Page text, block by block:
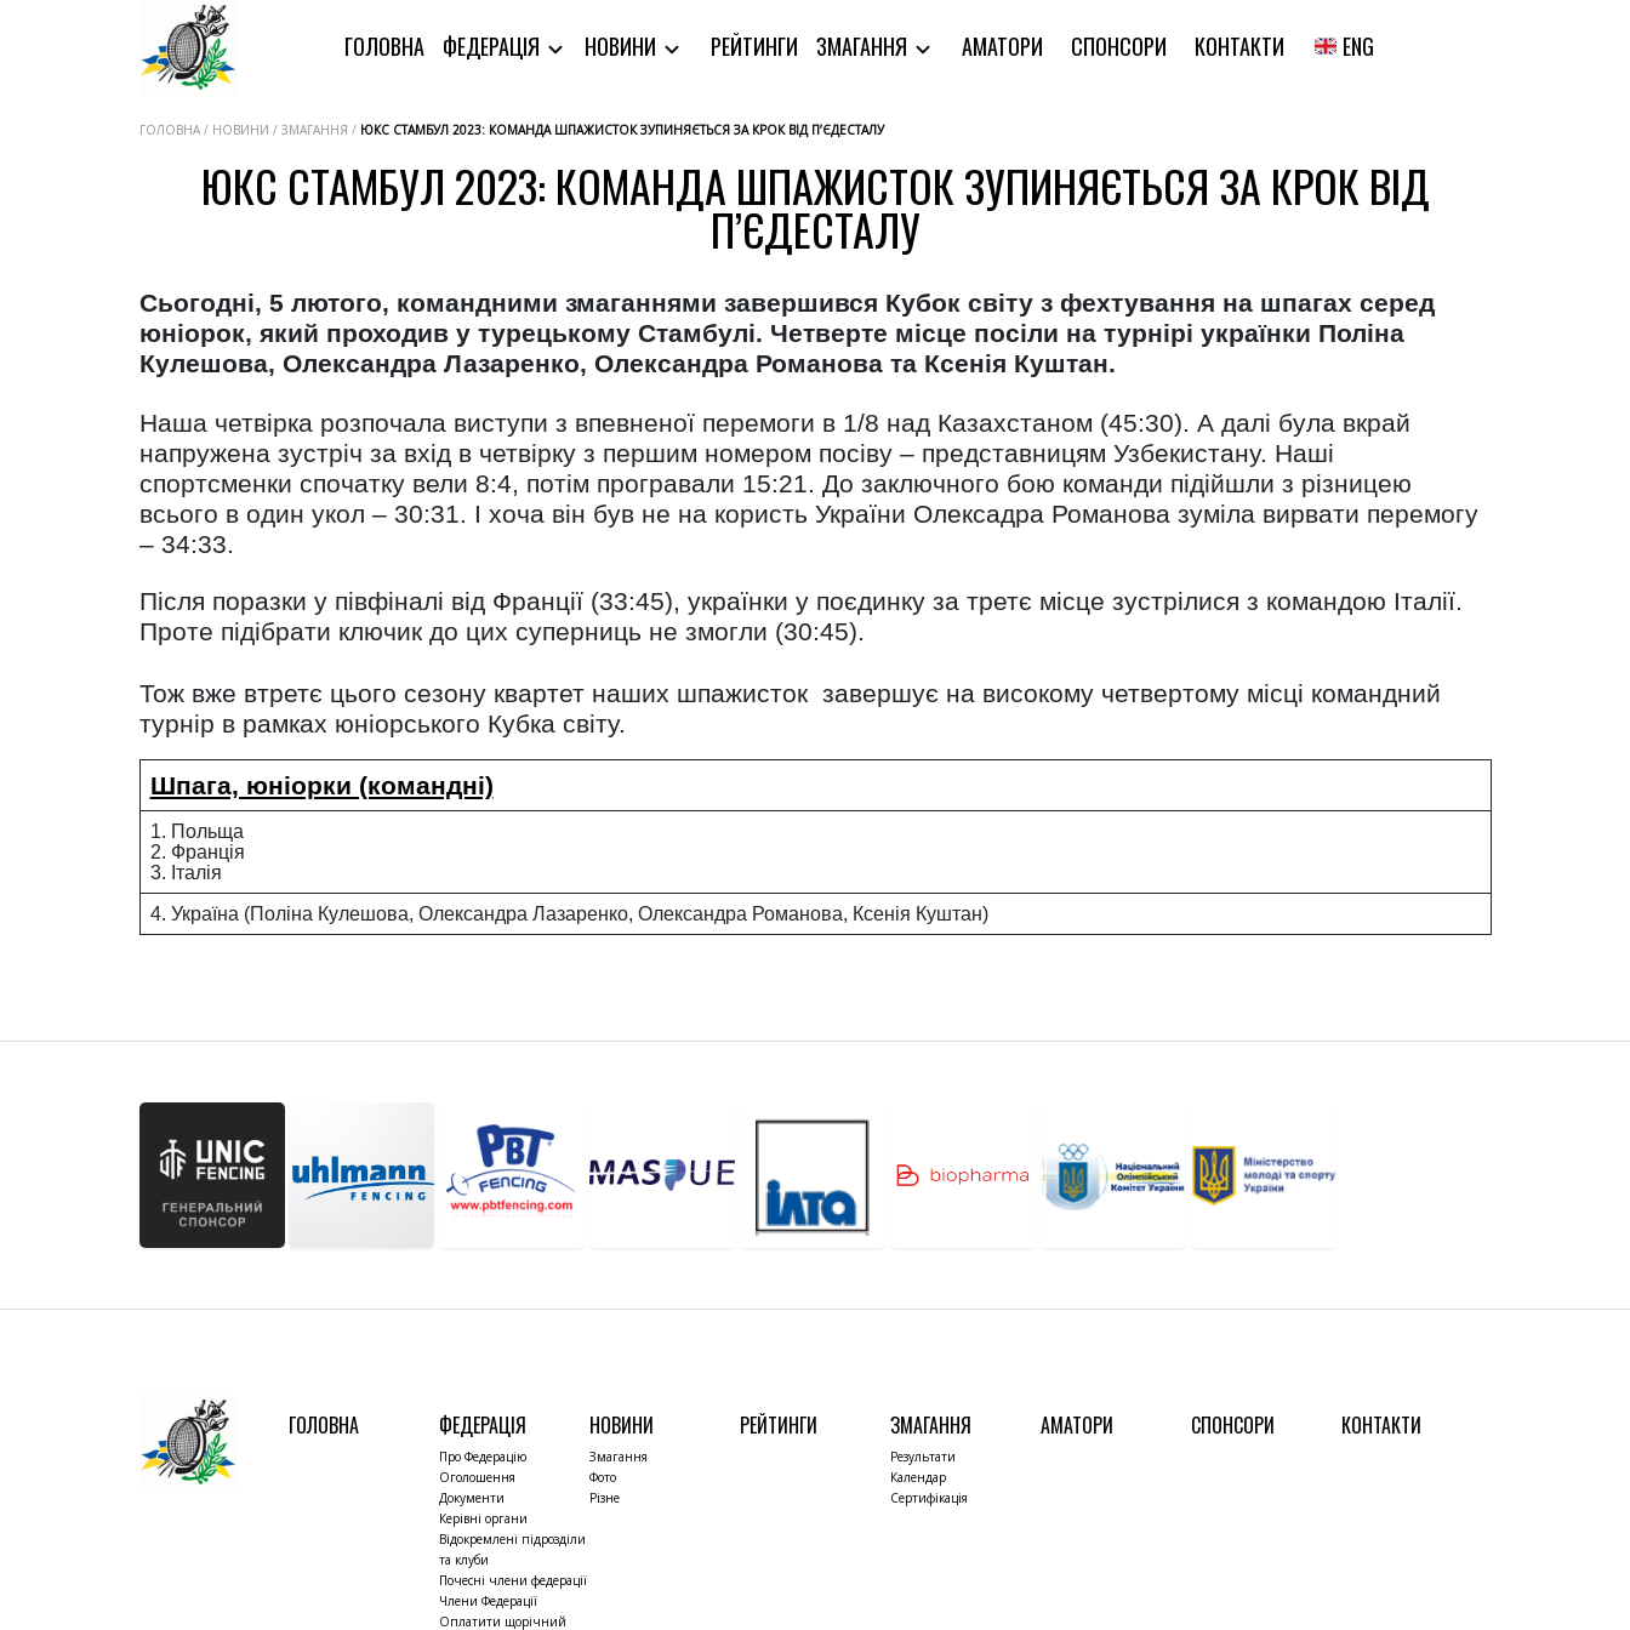
ГОЛОВНА ФЕДЕРАЦІЯ НОВИНИ РЕЙТИНГИ ЗМАГАННЯ АМАТОРИ СПОНСОРИ КОНТАКТИ ENG
ГОЛОВНА / НОВИНИ / ЗМАГАННЯ / ЮКС СТАМБУЛ 2023: КОМАНДА ШПАЖИСТОК ЗУПИНЯЄТЬСЯ ЗА КРОК ВІД П’ЄДЕСТАЛУ
ЮКС СТАМБУЛ 2023: КОМАНДА ШПАЖИСТОК ЗУПИНЯЄТЬСЯ ЗА КРОК ВІД
П’ЄДЕСТАЛУ
Сьогодні, 5 лютого, командними змаганнями завершився Кубок світу з фехтування на шпагах серед
юніорок, який проходив у турецькому Стамбулі. Четверте місце посіли на турнірі українки Поліна
Кулешова, Олександра Лазаренко, Олександра Романова та Ксенія Куштан.
Наша четвірка розпочала виступи з впевненої перемоги в 1/8 над Казахстаном (45:30). А далі була вкрай
напружена зустріч за вхід в четвірку з першим номером посіву – представницям Узбекистану. Наші
спортсменки спочатку вели 8:4, потім програвали 15:21. До заключного бою команди підійшли з різницею
всього в один укол – 30:31. І хоча він був не на користь України Олексадра Романова зуміла вирвати перемогу
– 34:33.
Після поразки у півфіналі від Франції (33:45), українки у поєдинку за третє місце зустрілися з командою Італії.
Проте підібрати ключик до цих суперниць не змогли (30:45).
Тож вже втретє цього сезону квартет наших шпажисток завершує на високому четвертому місці командний
турнір в рамках юніорського Кубка світу.
Шпага, юніорки (командні)
1. Польща
2. Франція
3. Італія
4. Україна (Поліна Кулешова, Олександра Лазаренко, Олександра Романова, Ксенія Куштан)
ГОЛОВНА ФЕДЕРАЦІЯ
Про Федерацію
Оголошення
Документи
Керівні органи
Відокремлені підрозділи
та клуби
Почесні члени федерації
Члени Федерації
Оплатити щорічний
НОВИНИ
Змагання
Фото
Різне
РЕЙТИНГИ ЗМАГАННЯ
Результати
Календар
Сертифікація
АМАТОРИ СПОНСОРИ КОНТАКТИ